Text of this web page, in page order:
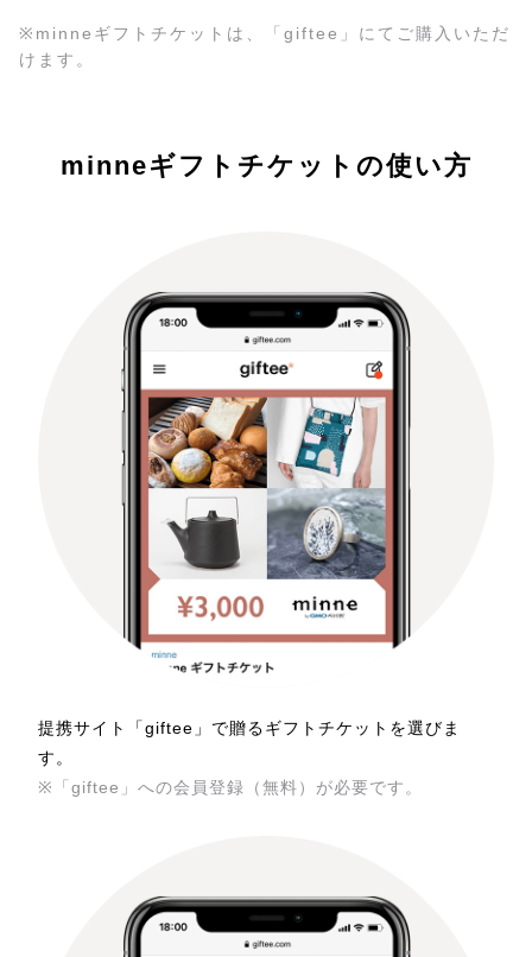
※minneギフトチケットは、「giftee」にてご購入いただ
けます。
minneギフトチケットの使い方
提携サイト「giftee」で贈るギフトチケットを選びま
す。
※「giftee」への会員登録（無料）が必要です。